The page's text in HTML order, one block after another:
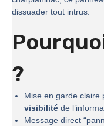
dissuader tout intrus.
?
Mise en garde claire
visibilité de
Message direct